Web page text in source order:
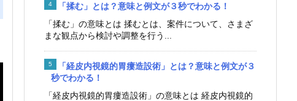
「揉む」とは？意味と例文が３秒でわかる！
「揉む」の意味とは 揉むとは、案件について、さまざ
まな観点から検討や調整を行う...
「経皮内視鏡的胃瘻造設術」とは？意味と例文が３
秒でわかる！
「経皮内視鏡的胃瘻造設術」の意味とは 経皮内視鏡的